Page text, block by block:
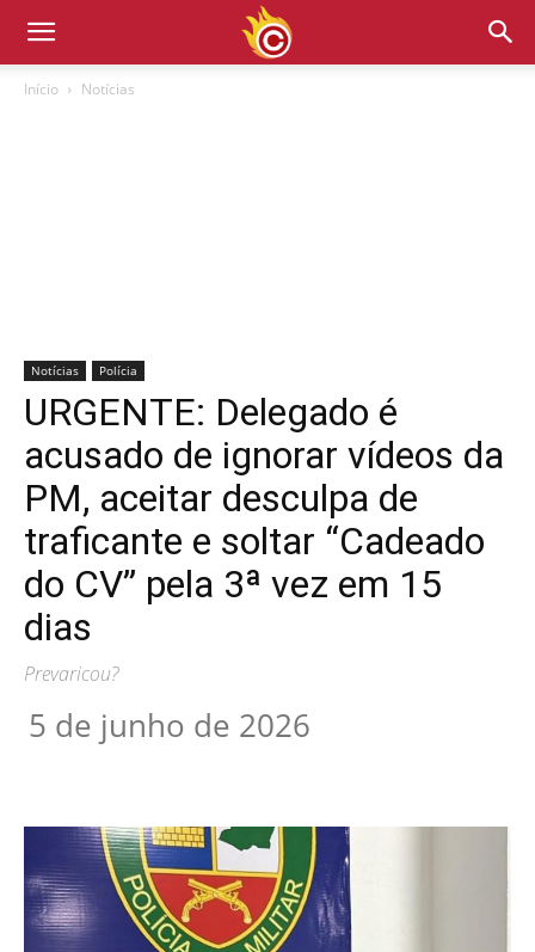
Início Notícias
Notícias Polícia
URGENTE: Delegado é
acusado de ignorar vídeos da
PM, aceitar desculpa de
traficante e soltar “Cadeado
do CV” pela 3ª vez em 15
dias
Prevaricou?
5 de junho de 2026